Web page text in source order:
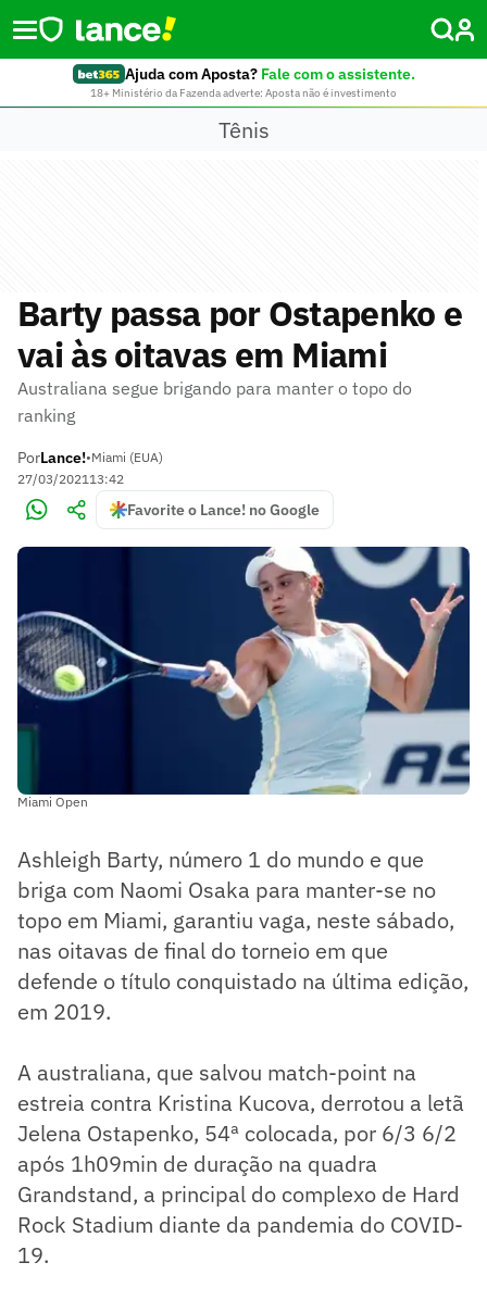
Ajuda com Aposta? Fale com o assistente.
18+ Ministério da Fazenda adverte: Aposta não é investimento
Tênis
Barty passa por Ostapenko e
vai às oitavas em Miami
Australiana segue brigando para manter o topo do
ranking
PorLance!•Miami (EUA)
27/03/202113:42
Favorite o Lance! no Google
Miami Open
Ashleigh Barty, número 1 do mundo e que
briga com Naomi Osaka para manter-se no
topo em Miami, garantiu vaga, neste sábado,
nas oitavas de final do torneio em que
defende o título conquistado na última edição,
em 2019.
A australiana, que salvou match-point na
estreia contra Kristina Kucova, derrotou a letã
Jelena Ostapenko, 54ª colocada, por 6/3 6/2
após 1h09min de duração na quadra
Grandstand, a principal do complexo de Hard
Rock Stadium diante da pandemia do COVID-
19.